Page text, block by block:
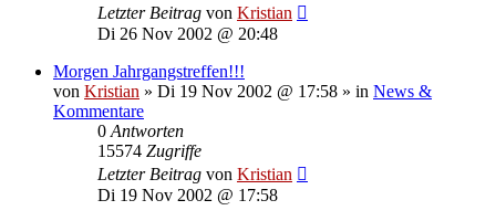
Letzter Beitrag von Kristian
Di 26 Nov 2002 @ 20:48
Morgen Jahrgangstreffen!!!
von Kristian » Di 19 Nov 2002 @ 17:58 » in News &
Kommentare
0 Antworten
15574 Zugriffe
Letzter Beitrag von Kristian
Di 19 Nov 2002 @ 17:58